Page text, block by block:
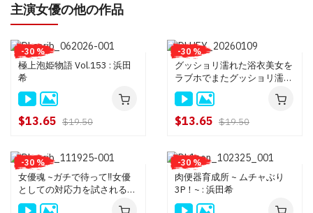
主演女優の他の作品
-30 %
極上泡姫物語 Vol.153 : 浜田
希
$13.65 $19.50
-30 %
グッショリ濡れた浴衣美女を
ラブホでまたグッショリ濡ら
す！Vol.2 - 浜田希
$13.65 $19.50
-30 %
女優魂 ~ガチで待って‼女優
としての対応力を試される連
続4本抜き~ : 浜田希
-30 %
肉便器育成所 ~ ムチャぶり
3P！~ : 浜田希